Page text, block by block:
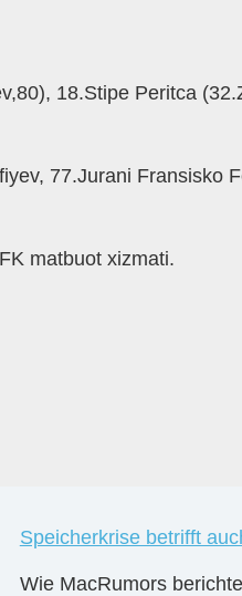
18.Stipe Peritca
77.Jurani Fransisko
matbuot xizmati.
Speicherkrise betrifft
Wie MacRumors